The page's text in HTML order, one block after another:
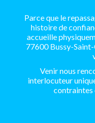
Parce que le
histoire de
accueille
77600 Bussy-
Venir nous
interlocuteur
contraintes